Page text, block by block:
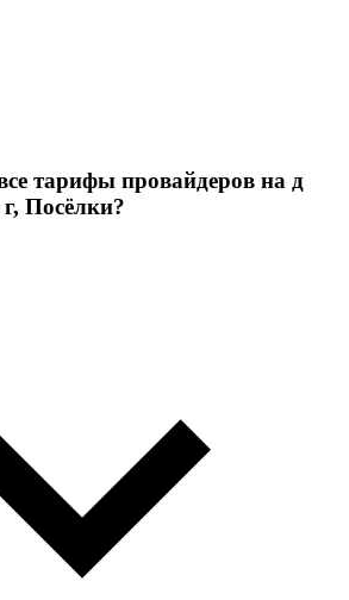
тарифы провайдеров на д
Посёлки?